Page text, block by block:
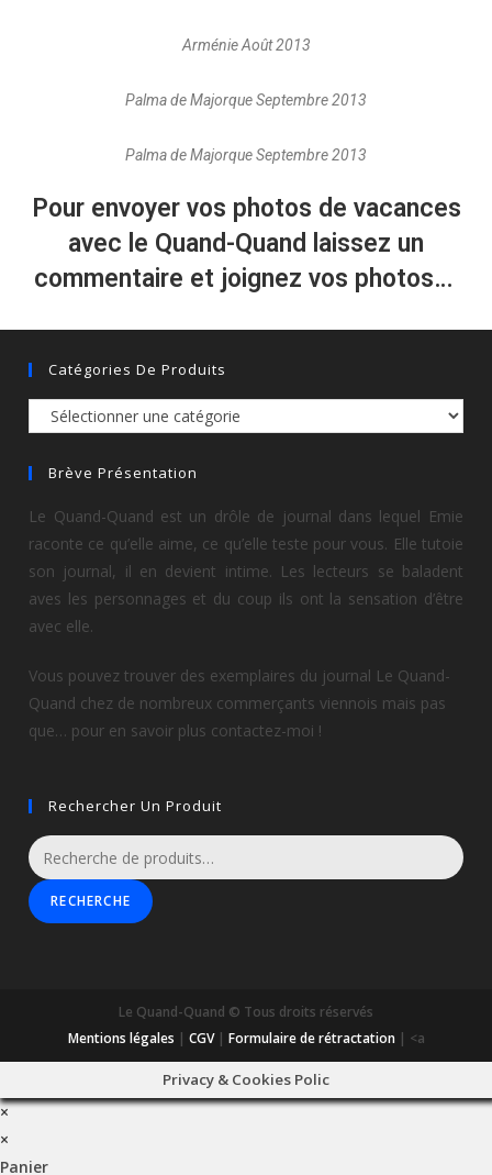
Arménie Août 2013
Palma de Majorque Septembre 2013
Palma de Majorque Septembre 2013
Pour envoyer vos photos de vacances
avec le Quand-Quand laissez un
commentaire et joignez vos photos…
Catégories De Produits
Brève Présentation
Le Quand-Quand est un drôle de journal dans lequel Emie
raconte ce qu’elle aime, ce qu’elle teste pour vous. Elle tutoie
son journal, il en devient intime. Les lecteurs se baladent
aves les personnages et du coup ils ont la sensation d’être
avec elle.
Vous pouvez trouver des exemplaires du journal Le Quand-
Quand chez de nombreux commerçants viennois mais pas
que… pour en savoir plus contactez-moi !
Rechercher Un Produit
RECHERCHE
Le Quand-Quand © Tous droits réservés
Mentions légales | CGV| Formulaire de rétractation| <a
Privacy & Cookies Polic
×
×
Panier